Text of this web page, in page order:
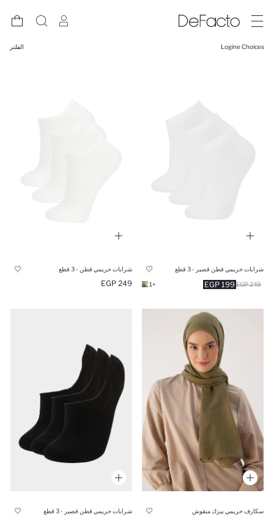
Logine Choices الفلتر
شرابات حريمي قطن قصير - 3 قطع
199 EGP 249 EGP
+1
شرابات حريمي قطن - 3 قطع
249 EGP
سكارف حريمي بيزك منقوش شرابات حريمي قطن قصير - 3 قطع